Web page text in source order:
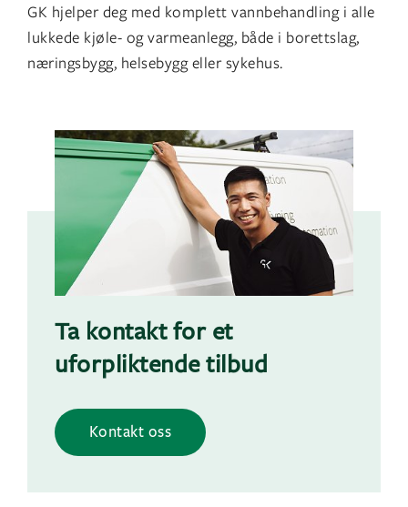
GK hjelper deg med komplett vannbehandling i alle
lukkede kjøle- og varmeanlegg, både i borettslag,
næringsbygg, helsebygg eller sykehus.
Ta kontakt for et
uforpliktende tilbud
Kontakt oss